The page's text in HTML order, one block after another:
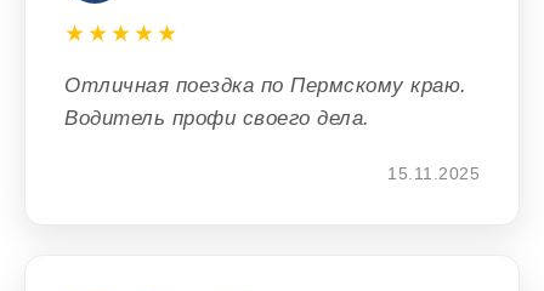
★★★★★
Отличная поездка по Пермскому краю.
Водитель профи своего дела.
15.11.2025